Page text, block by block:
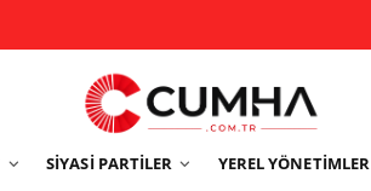
SIYASI PARTILER YEREL YÖNETIMLER